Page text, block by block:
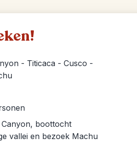
- Titicaca - Cusco -
boottocht
vallei en bezoek Machu